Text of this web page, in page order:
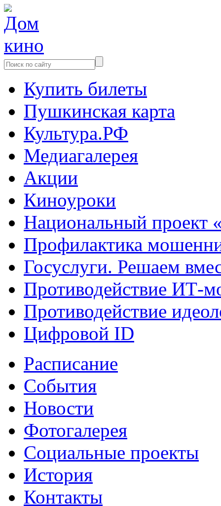
Купить билеты
Пушкинская карта
Культура.РФ
Медиагалерея
Акции
Киноуроки
Национальный проект
Профилактика
Госуслуги. Решаем
Противодействие ИТ-
Противодействие
Цифровой ID
Расписание
События
Новости
Фотогалерея
Социальные проекты
История
Контакты